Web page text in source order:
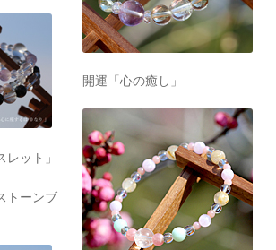
レット」
トーンブ
開運「心の癒し」